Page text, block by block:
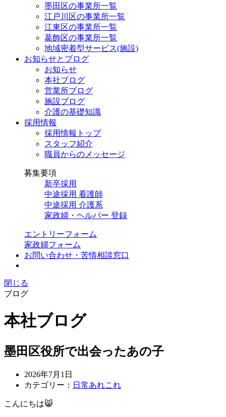
墨田区の事業所一覧
江戸川区の事業所一覧
江東区の事業所一覧
葛飾区の事業所一覧
地域密着型サービス(施設)
お知らせとブログ
お知らせ
本社ブログ
営業所ブログ
施設ブログ
介護の基礎知識
採用情報
採用情報トップ
スタッフ紹介
職員からのメッセージ
募集要項
新卒採用
中途採用 看護師
中途採用 介護系
家政婦・ヘルパー 登録
エントリーフォーム
家政婦フォーム
お問い合わせ・苦情相談窓口
閉じる
ブログ
本社ブログ
墨田区役所で出会ったあの子
2026年7月1日
カテゴリー： 日常あれこれ
こんにちは😸